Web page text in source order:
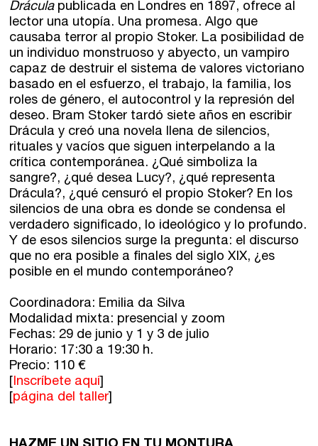
Ebooks
Recursos
Asesoría y Corrección
Tutorías
Directorios
Contacto
Escríbenos
Guía Rápida
Dónde estamos
Sede central:
Cervantes nº21, entlo.
28014 Madrid
info@fuentetajaliteraria.com
Dráculapublicada en Londres en 1897, ofrece al
lector una utopía. Una promesa. Algo que
causaba terror al propio Stoker. La posibilidad de
un individuo monstruoso y abyecto, un vampiro
capaz de destruir el sistema de valores victoriano
basado en el esfuerzo, el trabajo, la familia, los
roles de género, el autocontrol y la represión del
deseo. Bram Stoker tardó siete años en escribir
Drácula y creó una novela llena de silencios,
rituales y vacíos que siguen interpelando a la
crítica contemporánea. ¿Qué simboliza la
sangre?, ¿qué desea Lucy?, ¿qué representa
Drácula?, ¿qué censuró el propio Stoker? En los
silencios de una obra es donde se condensa el
verdadero significado, lo ideológico y lo profundo.
Y de esos silencios surge la pregunta: el discurso
que no era posible a finales del siglo XIX, ¿es
posible en el mundo contemporáneo?
Coordinadora: Emilia da Silva
Modalidad mixta: presencial y zoom
Fechas: 29 de junio y 1 y 3 de julio
Horario: 17:30 a 19:30 h.
Precio: 110 €
Inscríbete aquí
página del taller]